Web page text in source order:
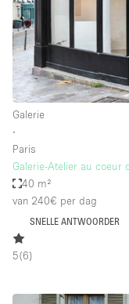
Galerie
∙
Paris
Galerie-Atelier au coeur
40 m²
van 240€ per dag
SNELLE ANTWOORDER
5(6)